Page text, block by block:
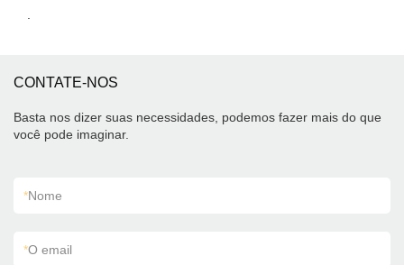
CONTATE-NOS
Basta nos dizer suas necessidades, podemos fazer mais do que
você pode imaginar.
*Nome
*O email